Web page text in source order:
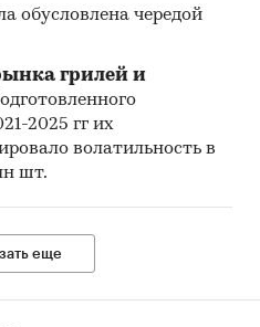
обусловлена чередой
грилей и
2025 гг их
волатильность в
шт.
еще